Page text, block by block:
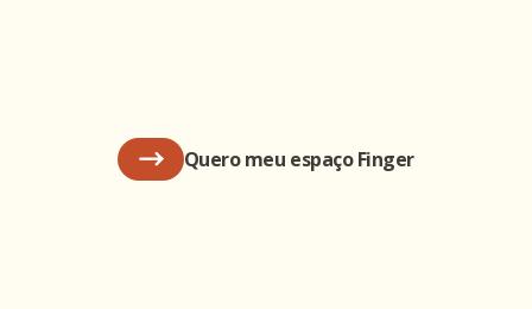
Quero meu espaço Finger